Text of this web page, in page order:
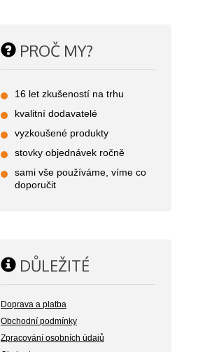
PROČ MY?
16 let zkušeností na trhu
kvalitní dodavatelé
vyzkoušené produkty
stovky objednávek ročně
sami vše používáme, víme co
doporučit
DŮLEŽITÉ
Doprava a platba
Obchodní podmínky
Zpracování osobních údajů